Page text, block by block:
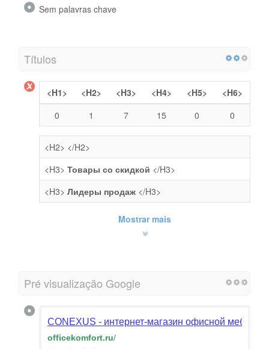
Sem palavras chave
Títulos
<H1> <H2> <H3> <H4> <H5>
<H6>
0
1 7 15 0 0
<H2> </H2>
<H3> Товары со скидкой </H3>
<H3> Лидеры продаж </H3>
Mostrar mais
Pré visualização Google
CONEXUS - интернет-магазин офисной мебели
officekomfort.ru/